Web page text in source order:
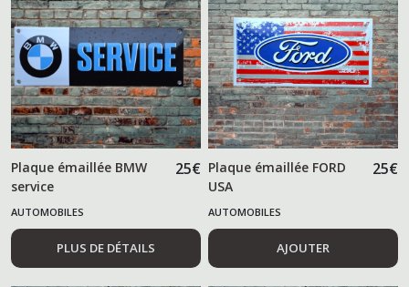
Plaque émaillée BMW
service
25€
AUTOMOBILES
PLUS DE DÉTAILS
Plaque émaillée FORD
USA
25€
AUTOMOBILES
AJOUTER